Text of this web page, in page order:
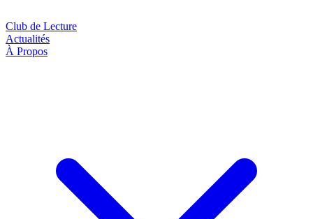
Club de Lecture
Actualités
À Propos